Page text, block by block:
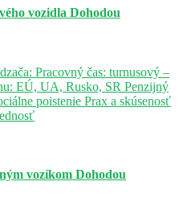
vozidla Dohodou
Pracovný čas: turnusový –
EÚ, UA, Rusko, SR Penzijný
poistenie Prax a skúsenosť
vozíkom Dohodou